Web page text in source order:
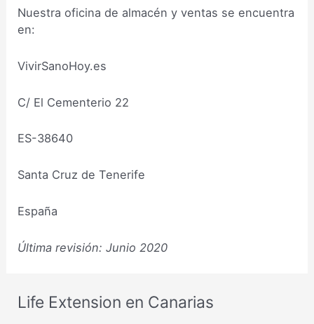
Nuestra oficina de almacén y ventas se encuentra
en:
VivirSanoHoy.es
C/ El Cementerio 22
ES-38640
Santa Cruz de Tenerife
España
Última revisión: Junio 2020
Life Extension en Canarias